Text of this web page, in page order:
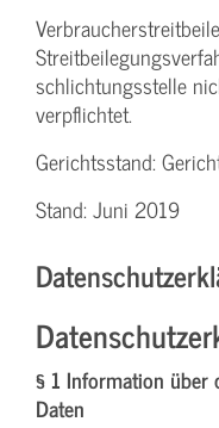
schlichtungs­stelle
verpflichtet.
Gerichtsstand:
Stand: Juni 2019
§ 1 Information über
Daten